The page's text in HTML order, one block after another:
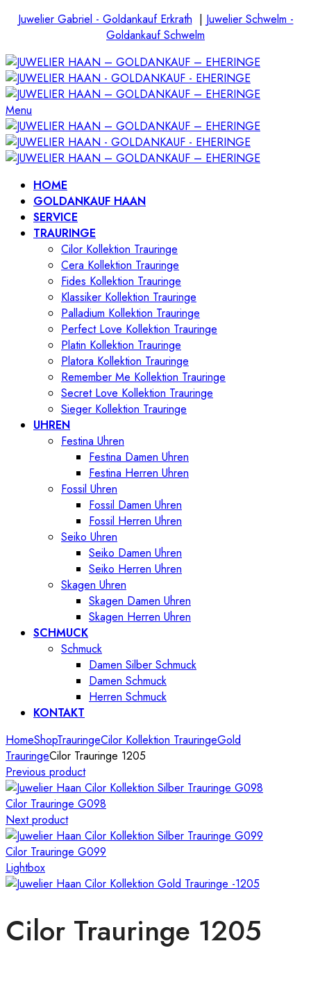
Juwelier Gabriel - Goldankauf Erkrath | Juwelier Schwelm -
Goldankauf Schwelm
Menu
HOME
GOLDANKAUF HAAN
SERVICE
TRAURINGE
Cilor Kollektion Trauringe
Cera Kollektion Trauringe
Fides Kollektion Trauringe
Klassiker Kollektion Trauringe
Palladium Kollektion Trauringe
Perfect Love Kollektion Trauringe
Platin Kollektion Trauringe
Platora Kollektion Trauringe
Remember Me Kollektion Trauringe
Secret Love Kollektion Trauringe
Sieger Kollektion Trauringe
UHREN
Festina Uhren
Festina Damen Uhren
Festina Herren Uhren
Fossil Uhren
Fossil Damen Uhren
Fossil Herren Uhren
Seiko Uhren
Seiko Damen Uhren
Seiko Herren Uhren
Skagen Uhren
Skagen Damen Uhren
Skagen Herren Uhren
SCHMUCK
Schmuck
Damen Silber Schmuck
Damen Schmuck
Herren Schmuck
KONTAKT
HomeShopTrauringeCilor Kollektion TrauringeGold
TrauringeCilor Trauringe 1205
Previous product
Cilor Trauringe G098
Next product
Cilor Trauringe G099
Lightbox
Cilor Trauringe 1205